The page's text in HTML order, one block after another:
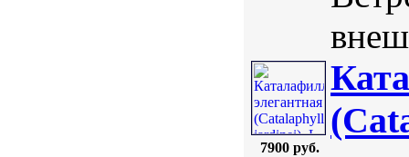
7900 руб.